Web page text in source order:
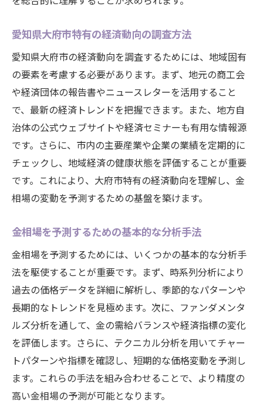
売却時期を決めるための効果的な情報収集
方法
プロの意見を参考にした売却計画の策定
短期的・長期的利益を考慮した売却戦略
最新の金市場情報を活用した賢い取引タイミン
グ
リアルタイムデータを駆使した取引タイミ
ングの見極め方
オンラインツールを活用した市場分析の方
法
探し方
最新情報を活用した賢明な取引判断の手法
地域ニュースと国際情報のバランスを取る
方法
金市場のトレンドを見極めるための指標の
理解
国内外の経済ニュースが金相場に及ぼす影響
経済政策の発表が金価格に与える即時的な
影響
愛知県大府市特有の経済動向の調査方法
愛知県大府市の経済動向を調査するためには、地域固有
の要素を考慮する必要があります。まず、地元の商工会
や経済団体の報告書やニュースレターを活用すること
で、最新の経済トレンドを把握できます。また、地方自
治体の公式ウェブサイトや経済セミナーも有用な情報源
です。さらに、市内の主要産業や企業の業績を定期的に
チェックし、地域経済の健康状態を評価することが重要
です。これにより、大府市特有の経済動向を理解し、金
相場の変動を予測するための基盤を築けます。
金相場を予測するための基本的な分析手法
金相場を予測するためには、いくつかの基本的な分析手
法を駆使することが重要です。まず、時系列分析により
過去の価格データを詳細に解析し、季節的なパターンや
長期的なトレンドを見極めます。次に、ファンダメンタ
ルズ分析を通して、金の需給バランスや経済指標の変化
を評価します。さらに、テクニカル分析を用いてチャー
トパターンや指標を確認し、短期的な価格変動を予測し
ます。これらの手法を組み合わせることで、より精度の
高い金相場の予測が可能となります。